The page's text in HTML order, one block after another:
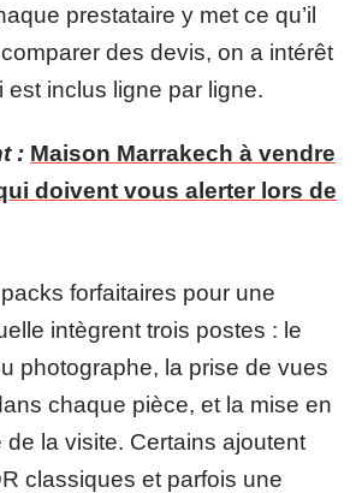
prestataire y met ce qu’il
des devis, on a intérêt
est inclus ligne par ligne.
: Maison Marrakech à vendre
doivent vous alerter lors de
forfaitaires pour une
intègrent trois postes : le
photographe, la prise de vues
chaque pièce, et la mise en
de la visite. Certains ajoutent
classiques et parfois une